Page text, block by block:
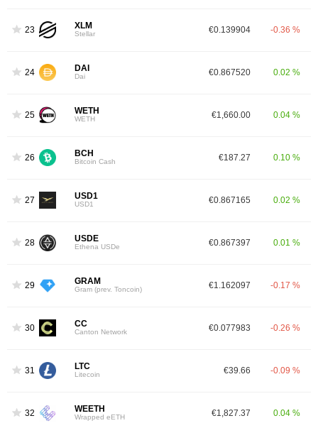
23 XLM
Stellar €0.139904 -0.36 %
24 DAI
Dai €0.867520 0.02 %
25 WETH
WETH €1,660.00 0.04 %
26 BCH
Bitcoin Cash €187.27 0.10 %
27 USD1
USD1 €0.867165 0.02 %
28 USDE
Ethena USDe €0.867397 0.01 %
29 GRAM
Gram (prev. Toncoin) €1.162097 -0.17 %
30 CC
Canton Network €0.077983 -0.26 %
31 LTC
Litecoin €39.66 -0.09 %
32 WEETH
Wrapped eETH €1,827.37 0.04 %